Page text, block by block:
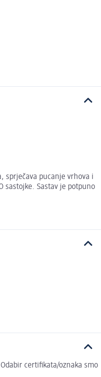
sprječava pucanje vrhova i
Sastav je potpuno
certifikata/oznaka smo